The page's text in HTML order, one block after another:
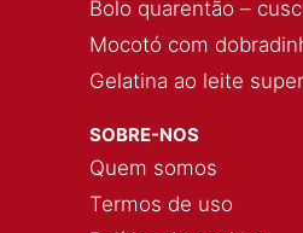
Bolo quarentão –
Mocotó com
Gelatina ao leite
SOBRE-NOS
Quem somos
Termos de uso